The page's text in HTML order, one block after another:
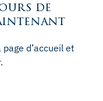
de
d’accueil et